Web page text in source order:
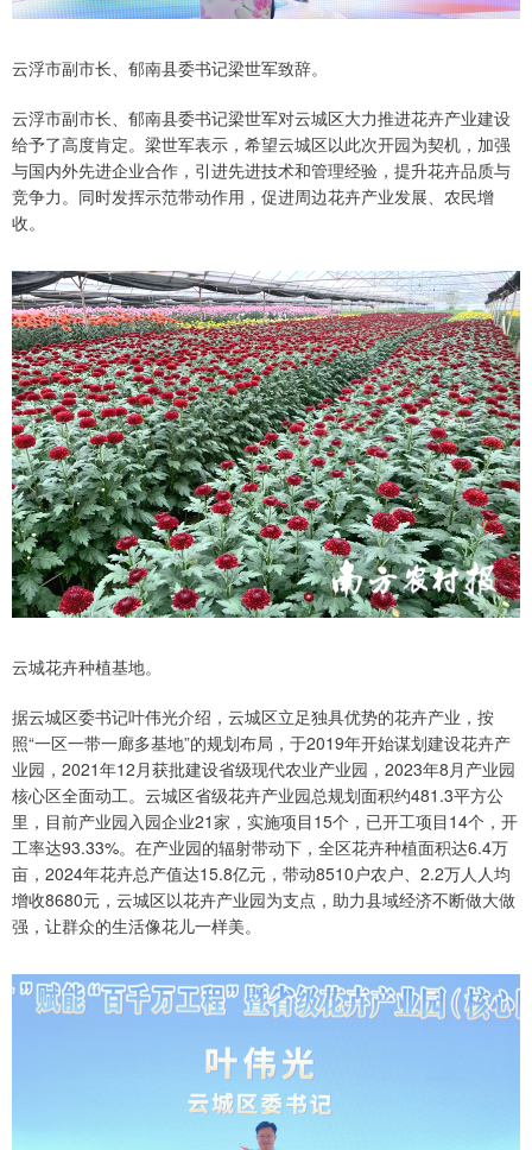
云浮市副市长、郁南县委书记梁世军致辞。
云浮市副市长、郁南县委书记梁世军对云城区大力推进花卉产业建设
给予了高度肯定。梁世军表示，希望云城区以此次开园为契机，加强
与国内外先进企业合作，引进先进技术和管理经验，提升花卉品质与
竞争力。同时发挥示范带动作用，促进周边花卉产业发展、农民增
收。
云城花卉种植基地。
据云城区委书记叶伟光介绍，云城区立足独具优势的花卉产业，按
照“一区一带一廊多基地”的规划布局，于2019年开始谋划建设花卉产
业园，2021年12月获批建设省级现代农业产业园，2023年8月产业园
核心区全面动工。云城区省级花卉产业园总规划面积约481.3平方公
里，目前产业园入园企业21家，实施项目15个，已开工项目14个，开
工率达93.33%。在产业园的辐射带动下，全区花卉种植面积达6.4万
亩，2024年花卉总产值达15.8亿元，带动8510户农户、2.2万人人均
增收8680元，云城区以花卉产业园为支点，助力县域经济不断做大做
强，让群众的生活像花儿一样美。